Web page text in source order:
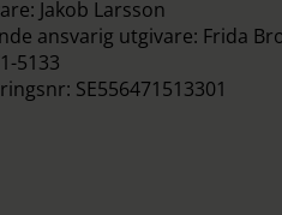
Jakob Larsson
ansvarig utgivare: Frida
5133
SE556471513301